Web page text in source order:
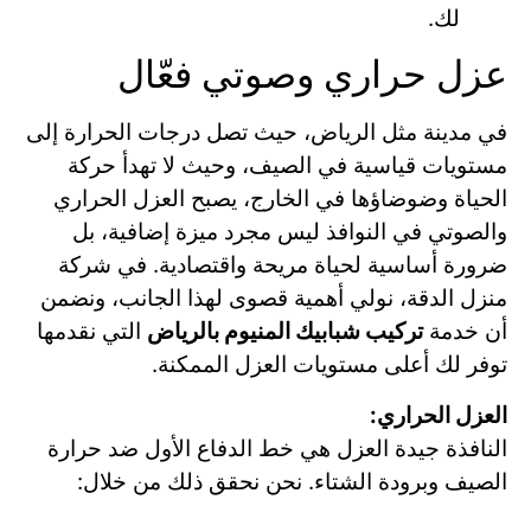
لك.
عزل حراري وصوتي فعّال
في مدينة مثل الرياض، حيث تصل درجات الحرارة إلى
مستويات قياسية في الصيف، وحيث لا تهدأ حركة
الحياة وضوضاؤها في الخارج، يصبح العزل الحراري
والصوتي في النوافذ ليس مجرد ميزة إضافية، بل
ضرورة أساسية لحياة مريحة واقتصادية. في شركة
منزل الدقة، نولي أهمية قصوى لهذا الجانب، ونضمن
أن خدمةتركيب شبابيك المنيوم بالرياض التي نقدمها
توفر لك أعلى مستويات العزل الممكنة.
العزل الحراري:
النافذة جيدة العزل هي خط الدفاع الأول ضد حرارة
الصيف وبرودة الشتاء. نحن نحقق ذلك من خلال: